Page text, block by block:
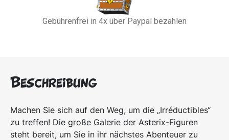
Gebührenfrei in 4x über Paypal bezahlen
Beschreibung
Machen Sie sich auf den Weg, um die „Irréductibles“
zu treffen! Die große Galerie der Asterix-Figuren
steht bereit, um Sie in ihr nächstes Abenteuer zu